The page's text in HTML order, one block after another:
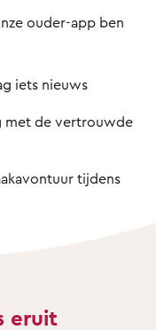
ouder-app ben
iets nieuws
met de vertrouwde
tijdens
eruit